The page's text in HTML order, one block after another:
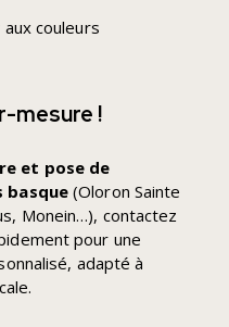
couleurs
mesure !
et pose de
basque(Oloron Sainte
Monein…), contactez
pour une
adapté à